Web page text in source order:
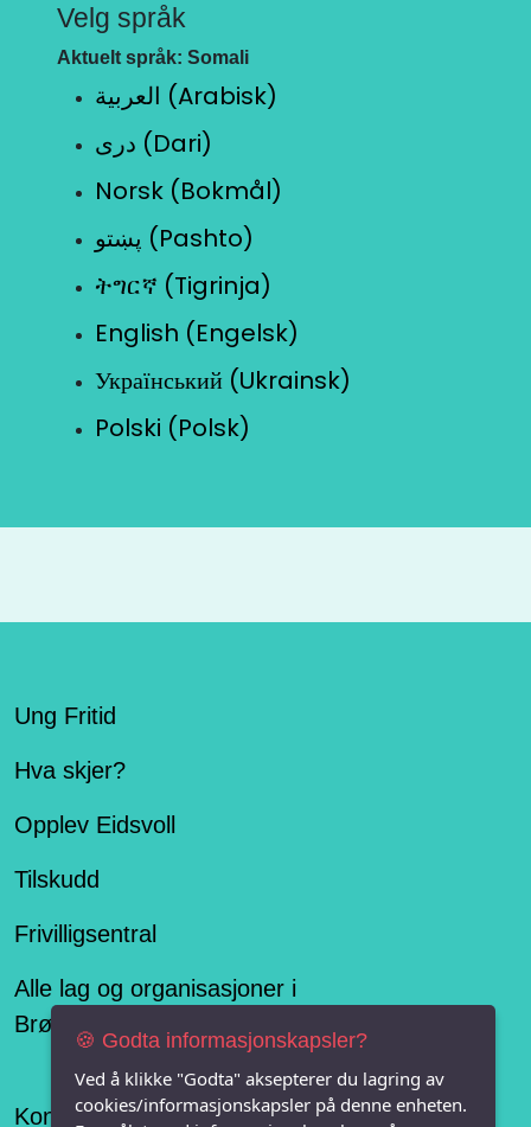
Velg språk
Aktuelt språk: Somali
العربية (Arabisk)
دری (Dari)
Norsk (Bokmål)
پښتو (Pashto)
ትግርኛ (Tigrinja)
English (Engelsk)
Український (Ukrainsk)
Polski (Polsk)
Ung Fritid
Hva skjer?
Opplev Eidsvoll
Tilskudd
Frivilligsentral
Alle lag og organisasjoner i
Brønnøysundregisteret
Konseptet er levert av
🍪 Godta informasjonskapsler?
Ved å klikke "Godta" aksepterer du lagring av
cookies/informasjonskapsler på denne enheten.